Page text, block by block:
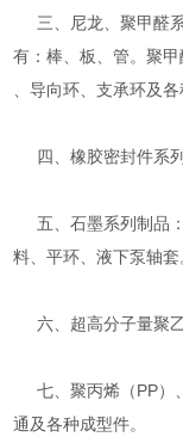
三、尼龙、聚甲醛
有：棒、板、管。聚甲
、导向环、支承环及各
四、橡胶密封件系列
五、石墨系列制品
料、平环、液下泵轴套
六、超高分子量聚乙
七、聚丙烯（PP）
通及各种成型件。